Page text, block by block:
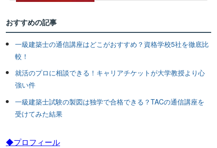
おすすめの記事
一級建築士の通信講座はどこがおすすめ？資格学校5社を徹底比
較！
就活のプロに相談できる！キャリアチケットが大学教授より心
強い件
一級建築士試験の製図は独学で合格できる？TACの通信講座を
受けてみた結果
◆プロフィール